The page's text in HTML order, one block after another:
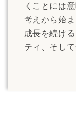
くことには
考えから始
成長を続け
ティ、そし